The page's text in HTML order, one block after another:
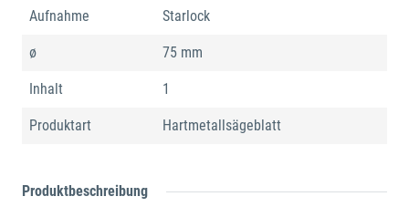
Aufnahme Starlock
ø 75 mm
Inhalt 1
Produktart Hartmetallsägeblatt
Produktbeschreibung